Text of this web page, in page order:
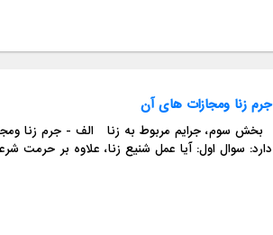
جرم زنا ومجازات های آن
دارد: سوال اول: آیا عمل شنیع زنا، علاوه بر حرمت شرعی، ...